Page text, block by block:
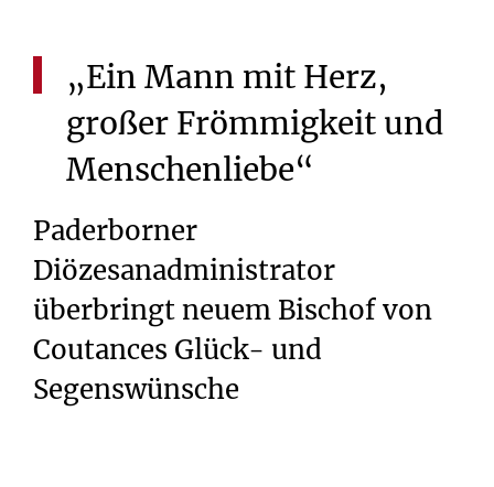
„Ein Mann mit Herz,
großer Frömmigkeit und
Menschenliebe“
Paderborner
Diözesanadministrator
überbringt neuem Bischof von
Coutances Glück- und
Segenswünsche